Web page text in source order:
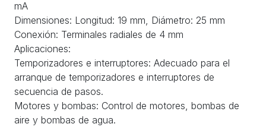
mA
Dimensiones: Longitud: 19 mm, Diámetro: 25 mm
Conexión: Terminales radiales de 4 mm
Aplicaciones:
Temporizadores e interruptores: Adecuado para el
arranque de temporizadores e interruptores de
secuencia de pasos.
Motores y bombas: Control de motores, bombas de
aire y bombas de agua.